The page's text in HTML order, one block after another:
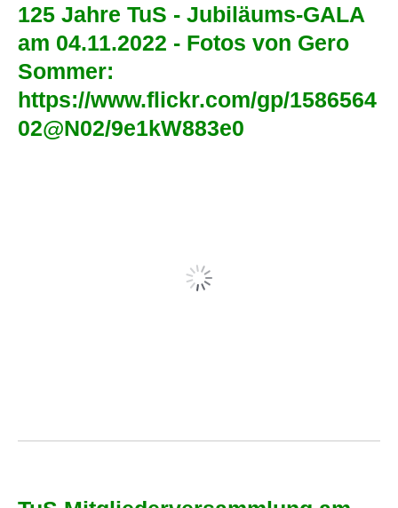
125 Jahre TuS - Jubiläums-GALA
am 04.11.2022 - Fotos von Gero
Sommer:
https://www.flickr.com/gp/1586564
02@N02/9e1kW883e0